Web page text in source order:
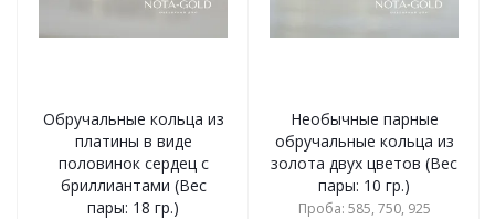
Обручальные кольца из
платины в виде
половинок сердец с
бриллиантами (Вес
пары: 18 гр.)
Необычные парные
обручальные кольца из
золота двух цветов (Вес
пары: 10 гр.)
Проба: 585, 750, 925